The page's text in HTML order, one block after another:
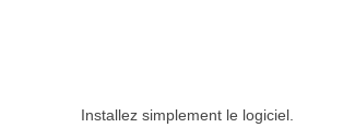
Installez simplement le logiciel.